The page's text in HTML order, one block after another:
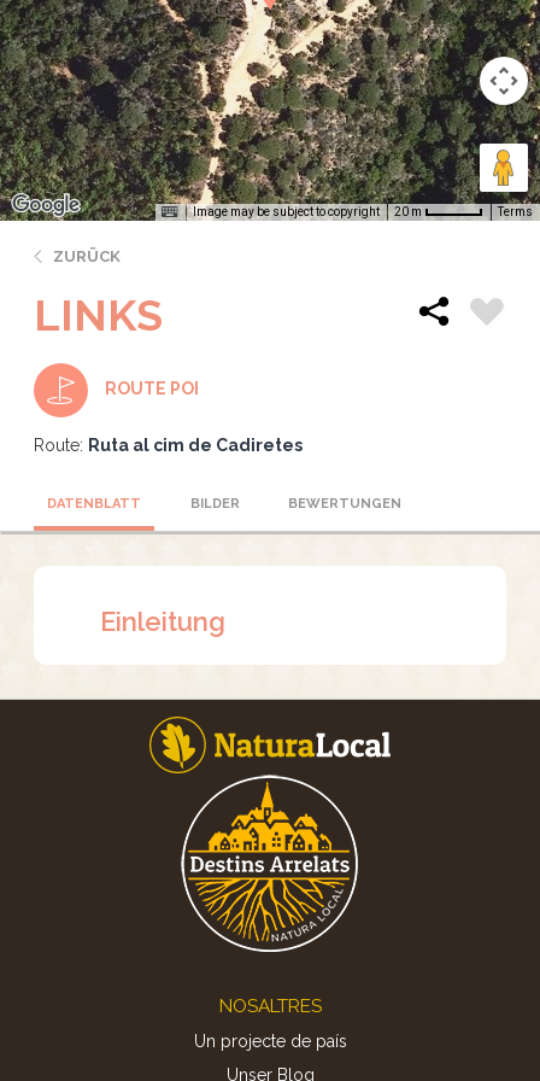
Image may be subject to copyright 20 m Terms
ZURÜCK
LINKS
ROUTE POI
Route: Ruta al cim de Cadiretes
DATENBLATT BILDER BEWERTUNGEN
Einleitung
NOSALTRES
Un projecte de país
Unser Blog